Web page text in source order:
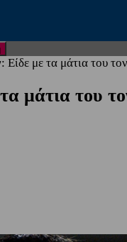
με τα μάτια του
μάτια του